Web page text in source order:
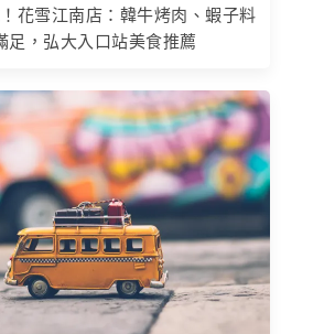
花雪江南店：韓牛烤肉、蝦子料
足，弘大入口站美食推薦